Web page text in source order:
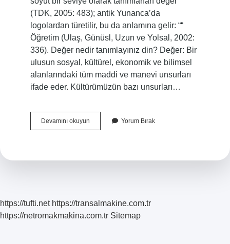
(TDK, 2005: 483); antik Yunanca’da
logolardan türetilir, bu da anlamına gelir: ““
Öğretim (Ulaş, Günüsl, Uzun ve Yolsal, 2002:
336). Değer nedir tanımlayınız din? Değer: Bir
ulusun sosyal, kültürel, ekonomik ve bilimsel
alanlarındaki tüm maddi ve manevi unsurları
ifade eder. Kültürümüzün bazı unsurları…
Devamını okuyunDeğer
Kavramı
Yorum Bırak
https://tufti.net https://transalmakine.com.tr
https://netromakmakina.com.tr Sitemap